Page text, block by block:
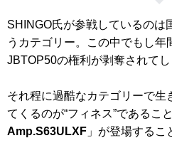
SHINGO氏が参戦しているのは
うカテゴリー。この中でもし年
JBTOP50の権利が剥奪されてし
それ程に過酷なカテゴリーで生
てくるのが“フィネス”であるこ
Amp.S63ULXF 」が登場するこ